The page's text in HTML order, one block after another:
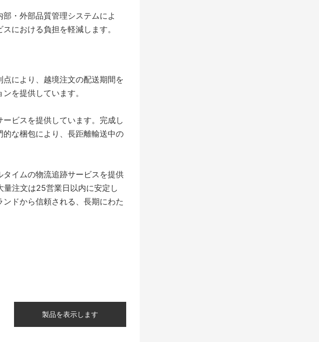
・外部品質管理システムによ
における負担を軽減します。
により、越境注文の配送期間を
を提供しています。
ビスを提供しています。完成し
な梱包により、長距離輸送中の
イムの物流追跡サービスを提供
量注文は25営業日以内に安定し
ドから信頼される、長期にわた
製品を表示します